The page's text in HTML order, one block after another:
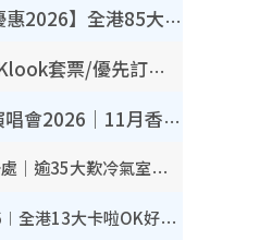
【8月生日優惠2026】全港85大食買玩著數攻略 自助餐/火鍋放題同行免費＋誠品/DONKI送現金券
人夫集團｜Klook套票/優先訂票/公開發售搶飛攻略！附票價.購票連結.場地座位表
BIGBANG演唱會2026｜11月香港啟德開3場！實名制VIP申請、優先購票攻略
香港室內好去處｜逾35大歎冷氣室內好去處推介 室內活動免費避雨無懼落雨
唱K推介2026︱全港13大卡啦OK好去處！最平$36起 日文K都有！(附地址+收費詳情)